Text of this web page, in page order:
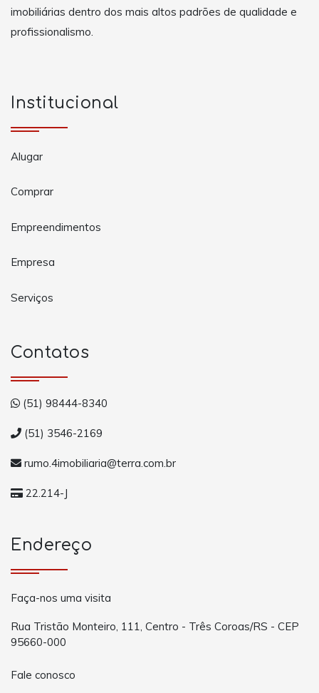
imobiliárias dentro dos mais altos padrões de qualidade e
profissionalismo.
Institucional
Alugar
Comprar
Empreendimentos
Empresa
Serviços
Contatos
(51) 98444-8340
(51) 3546-2169
rumo.4imobiliaria@terra.com.br
22.214-J
Endereço
Faça-nos uma visita
Rua Tristão Monteiro, 111, Centro - Três Coroas/RS - CEP
95660-000
Fale conosco